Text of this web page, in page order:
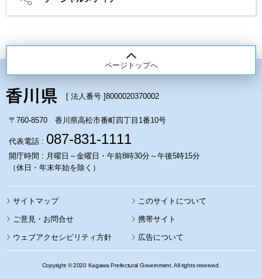
ページトップへ
[ 法人番号 ]8000020370002
〒760-8570 香川県高松市番町四丁目1番10号
代表電話 : 087-831-1111
開庁時間 : 月曜日～金曜日・午前8時30分～午後5時15分
（休日・年末年始を除く）
サイトマップ このサイトについて
携帯サイト
ウェブアクセシビリティ方針 広告について
Copyright © 2020 Kagawa Prefectural Government. All rights reserved.